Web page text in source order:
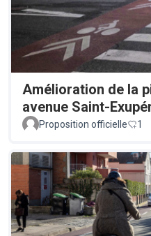
Amélioration de la
avenue Saint-
Proposition officielle 1